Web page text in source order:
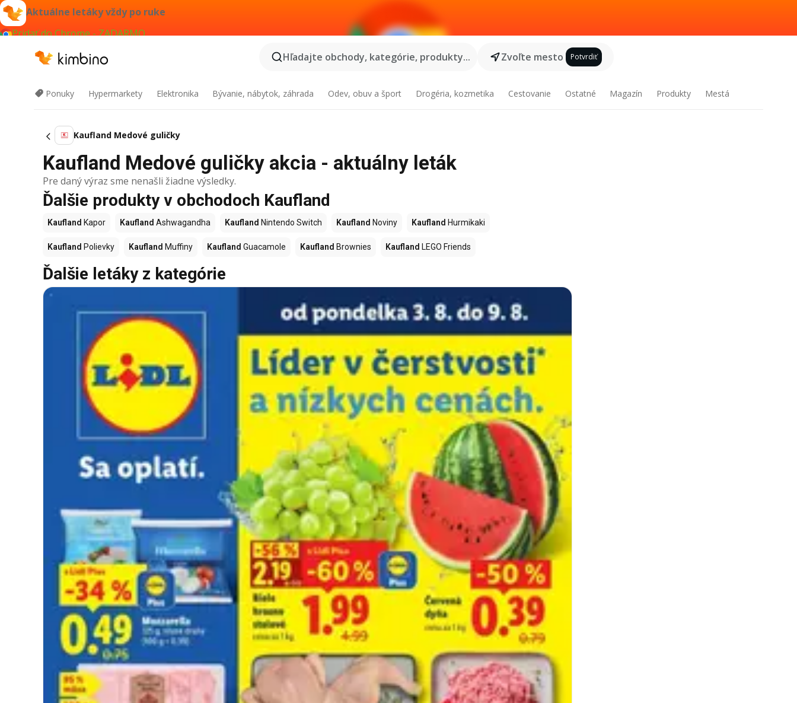
Aktuálne letáky vždy po ruke
Pridať do Chrome - ZADARMO
Hľadajte obchody, kategórie, produkty...
Zvoľte mesto Potvrdiť
Ponuky Hypermarkety Elektronika Bývanie, nábytok, záhrada Odev, obuv a šport Drogéria, kozmetika Cestovanie Ostatné Magazín Produkty Mestá
Kaufland Medové guličky
Kaufland Medové guličky akcia - aktuálny leták
Pre daný výraz sme nenašli žiadne výsledky.
Ďalšie produkty v obchodoch Kaufland
Kaufland Kapor Kaufland Ashwagandha Kaufland Nintendo Switch Kaufland Noviny Kaufland Hurmikaki
Kaufland Polievky Kaufland Muffiny Kaufland Guacamole Kaufland Brownies Kaufland LEGO Friends
Ďalšie letáky z kategórie